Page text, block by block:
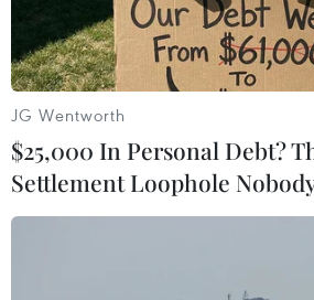
trạng ban đầu.
JG Wentworth
$25,000 In Personal Debt?
Settlement Loophole